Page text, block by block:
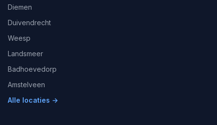
Diemen
Duivendrecht
Weesp
Landsmeer
Badhoevedorp
Amstelveen
Alle locaties →